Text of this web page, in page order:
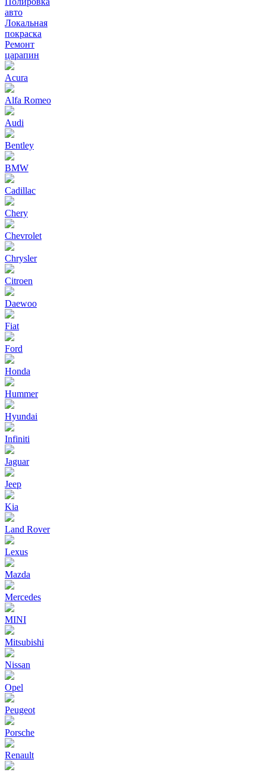
авто
Локальная
покраска
Ремонт
царапин
Acura
Alfa Romeo
Audi
Bentley
BMW
Cadillac
Chery
Chevrolet
Chrysler
Citroen
Daewoo
Fiat
Ford
Honda
Hummer
Hyundai
Infiniti
Jaguar
Jeep
Kia
Land Rover
Lexus
Mazda
Mercedes
MINI
Mitsubishi
Nissan
Opel
Peugeot
Porsche
Renault